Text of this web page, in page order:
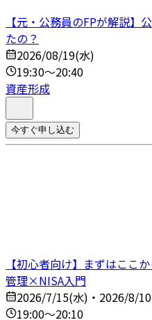
【元・公務員のFPが解説】
たの？
2026/08/19(水)
19:30～20:40
資産形成
今すぐ申し込む
【初心者向け】まずはここ
管理×NISA入門
2026/7/15(水)・2026/8/
19:00～20:10